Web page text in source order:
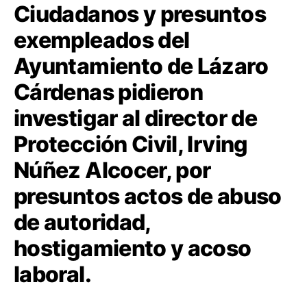
Ciudadanos y presuntos
exempleados del
Ayuntamiento de Lázaro
Cárdenas pidieron
investigar al director de
Protección Civil, Irving
Núñez Alcocer, por
presuntos actos de abuso
de autoridad,
hostigamiento y acoso
laboral.